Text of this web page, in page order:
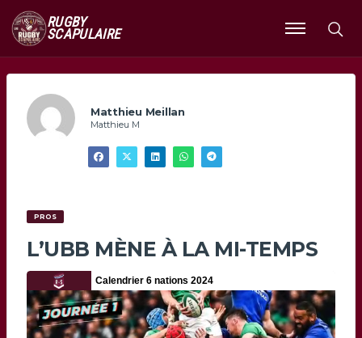
RUGBY
SCAPULAIRE
Ouvrir
le
Matthieu Meillan
Matthieu M
PROS
L’UBB MÈNE À LA MI-TEMPS